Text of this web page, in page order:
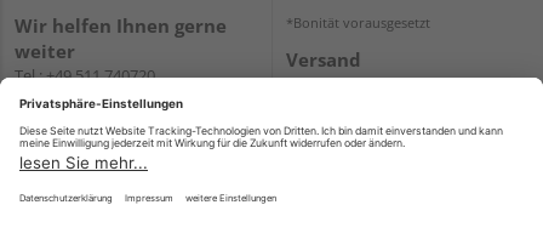
Wir helfen Ihnen gerne
weiter
Tel.:+49 511 740720
E-Mail:shop@holzland-
WhatsApp
*Bonität vorausgesetzt
Versand
Versandkosten